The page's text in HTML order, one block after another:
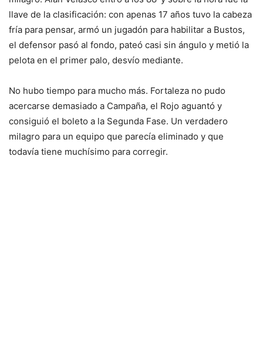
llave de la clasificación: con apenas 17 años tuvo la cabeza
fría para pensar, armó un jugadón para habilitar a Bustos,
el defensor pasó al fondo, pateó casi sin ángulo y metió la
pelota en el primer palo, desvío mediante.
No hubo tiempo para mucho más. Fortaleza no pudo
acercarse demasiado a Campaña, el Rojo aguantó y
consiguió el boleto a la Segunda Fase. Un verdadero
milagro para un equipo que parecía eliminado y que
todavía tiene muchísimo para corregir.